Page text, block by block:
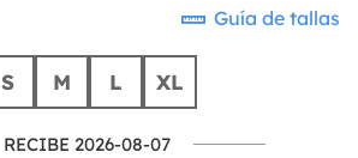
Guía de tallas
S M L XL
RECIBE 2026-08-07